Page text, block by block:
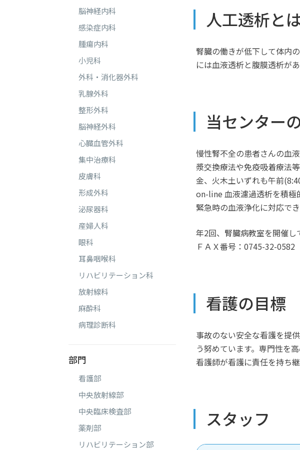
脳神経内科
感染症内科
腫瘍内科
小児科
外科・消化器外科
乳腺外科
整形外科
脳神経外科
心臓血管外科
集中治療科
皮膚科
形成外科
泌尿器科
産婦人科
眼科
耳鼻咽喉科
リハビリテーション科
放射線科
麻酔科
病理診断科
部門
看護部
中央放射線部
中央臨床検査部
薬剤部
リハビリテーション部
人工透析と
腎臓の働きが低下して体内
には血液透析と腹膜透析があ
当センター
慢性腎不全の患者さんの血
漿交換療法や免疫吸着療法
金、火木土いずれも午前
on-line 血液濾過透析を積極
緊急時の血液浄化に対応で
年2回、腎臓病教室を開催し
ＦＡＸ番号：0745-32-0582
看護の目標
事故のない安全な看護を提
う努めています。専門性を
看護師が看護に責任を持ち
スタッフ